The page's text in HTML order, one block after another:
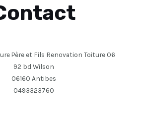
Père et Fils Renovation Toiture 06
92 bd Wilson
06160 Antibes
0493323760